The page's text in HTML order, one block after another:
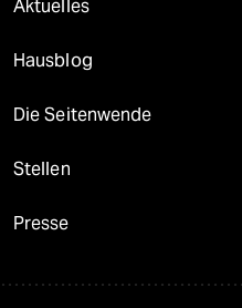
Aktuelles
Hausblog
Die Seitenwende
Stellen
Presse